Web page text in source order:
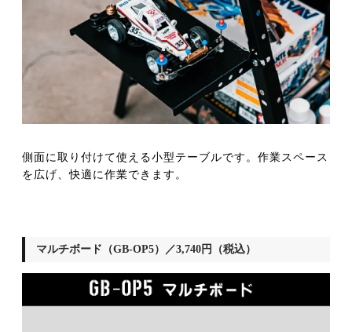
側面に取り付けて使える小型テーブルです。作業スペース
を広げ、快適に作業できます。
マルチボード（GB-OP5）／3,740円（税込）